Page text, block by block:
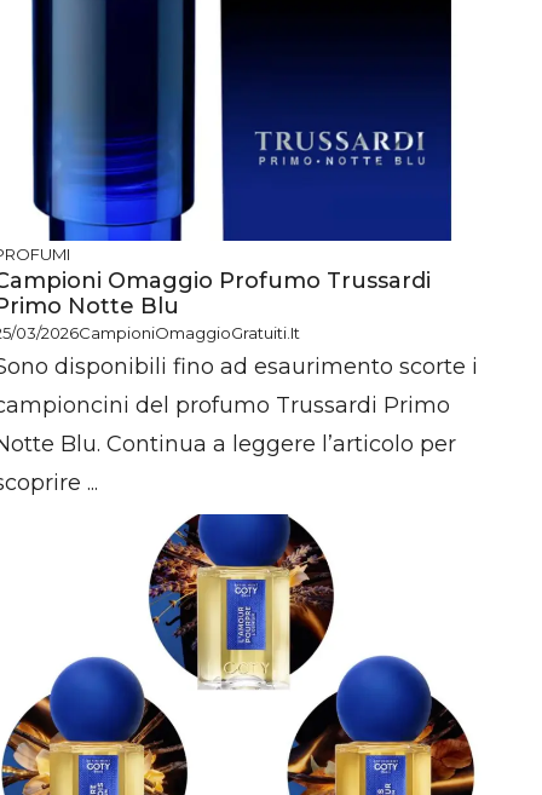
Omaggio Profumo Trussardi
Notte Blu
03/2026CampioniOmaggioGratuiti.it
disponibili fino ad esaurimento scorte i
del profumo Trussardi Primo
Blu. Continua a leggere l’articolo per
...